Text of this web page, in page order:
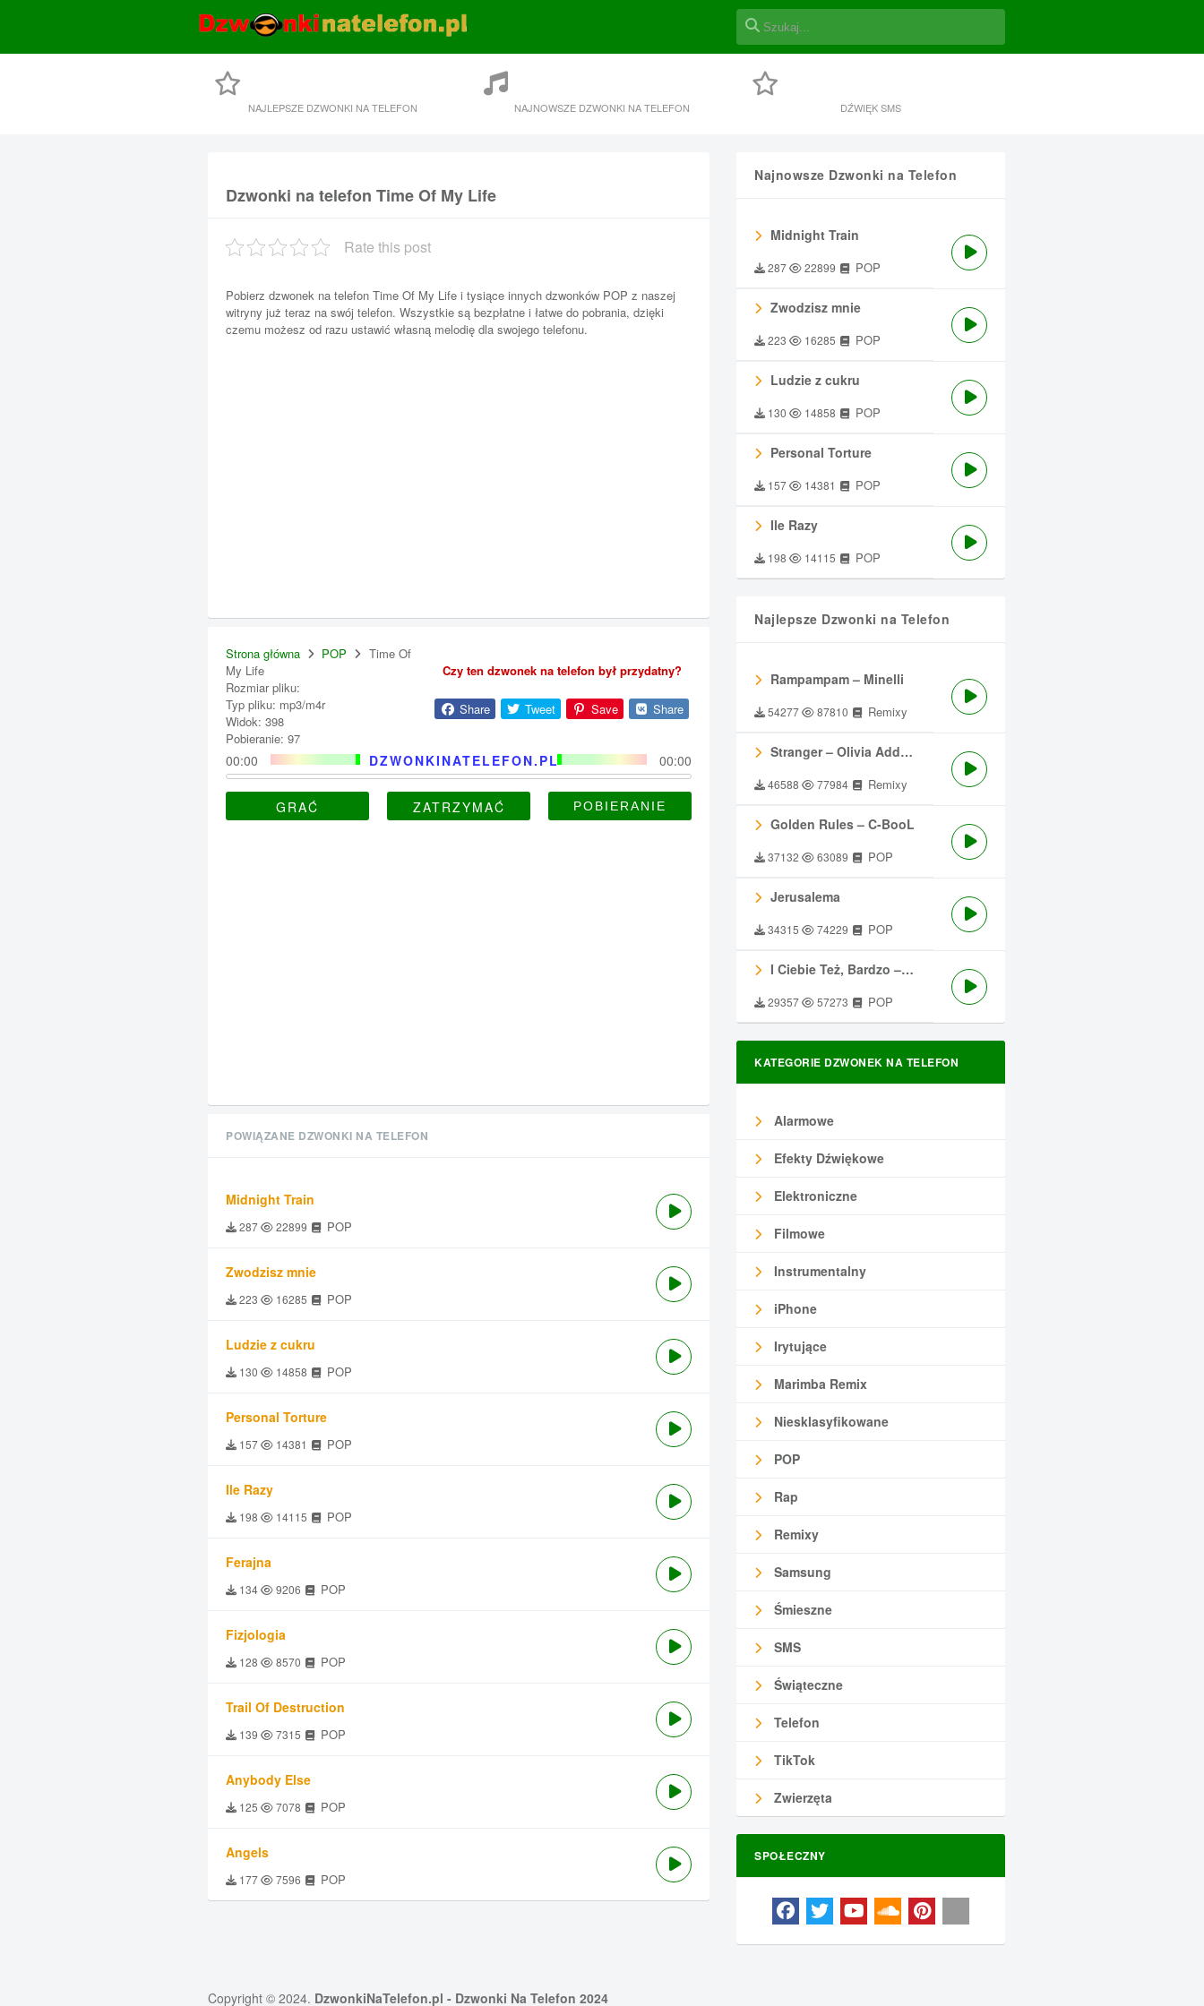
NAJLEPSZE DZWONKI NA TELEFON NAJNOWSZE DZWONKI NA TELEFON DŹWIĘK SMS
Dzwonki na telefon Time Of My Life
Rate this post
Pobierz dzwonek na telefon Time Of My Life i tysiące innych dzwonków POP z naszej
witryny już teraz na swój telefon. Wszystkie są bezpłatne i łatwe do pobrania, dzięki
czemu możesz od razu ustawić własną melodię dla swojego telefonu.
Strona główna POP
Time Of
My Life
Rozmiar pliku:
Typ pliku: mp3/m4r
Widok: 398
Pobieranie: 97
Czy ten dzwonek na telefon był przydatny?
Share Tweet Save Share
DZWONKINATELEFON.PL
00:00 00:00
GRAĆ ZATRZYMAĆ
Najnowsze Dzwonki na Telefon
Midnight Train
287 22899 POP
Zwodzisz mnie
223 16285 POP
Ludzie z cukru
130 14858 POP
Personal Torture
157 14381 POP
Ile Razy
198 14115 POP
Najlepsze Dzwonki na Telefon
Rampampam – Minelli
54277 87810 Remixy
Stranger – Olivia Addams
46588 77984 Remixy
Golden Rules – C-BooL
37132 63089 POP
Jerusalema
34315 74229 POP
I Ciebie Też, Bardzo – Męskie Granie
29357 57273 POP
KATEGORIE DZWONEK NA TELEFON
Alarmowe
Efekty Dźwiękowe
Elektroniczne
Filmowe
Instrumentalny
iPhone
Irytujące
Marimba Remix
Niesklasyfikowane
POP
Rap
Remixy
Samsung
Śmieszne
SMS
Świąteczne
Telefon
TikTok
Zwierzęta
SPOŁECZNY
POWIĄZANE DZWONKI NA TELEFON
Midnight Train
287 22899 POP
Zwodzisz mnie
223 16285 POP
Ludzie z cukru
130 14858 POP
Personal Torture
157 14381 POP
Ile Razy
198 14115 POP
Ferajna
134 9206 POP
Fizjologia
128 8570 POP
Trail Of Destruction
139 7315 POP
Anybody Else
125 7078 POP
Angels
177 7596 POP
Copyright © 2024. DzwonkiNaTelefon.pl - Dzwonki Na Telefon 2024